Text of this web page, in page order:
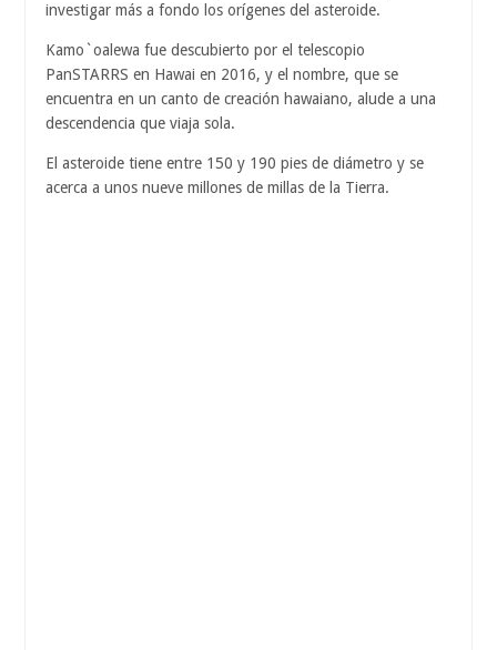
investigar más a fondo los orígenes del asteroide.
Kamo`oalewa fue descubierto por el telescopio
PanSTARRS en Hawai en 2016, y el nombre, que se
encuentra en un canto de creación hawaiano, alude a una
descendencia que viaja sola.
El asteroide tiene entre 150 y 190 pies de diámetro y se
acerca a unos nueve millones de millas de la Tierra.